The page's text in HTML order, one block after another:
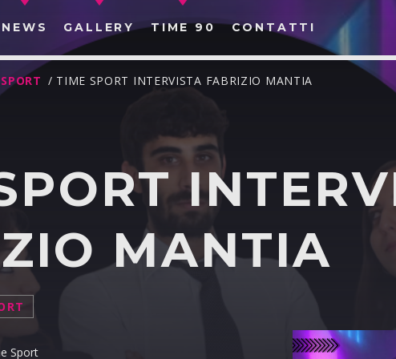
NEWS GALLERY TIME 90 CONTATTI
CERCA NEL SITO WEB:
/ TIME SPORT INTERVISTA FABRIZIO MANTIA
MANTIA
Sport